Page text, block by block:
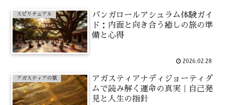
スピリチュアル
バンガロールアシュラム体験ガイ
ド：内面と向き合う癒しの旅の準
備と心得
2026.02.28
アガスティアの葉
アガスティアナディジョーティダ
ムで読み解く運命の真実｜自己発
見と人生の指針